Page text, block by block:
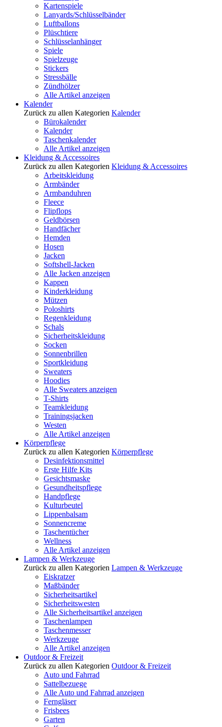
Kartenspiele
Lanyards/Schlüsselbänder
Luftballons
Plüschtiere
Schlüsselanhänger
Spiele
Spielzeuge
Stickers
Stressbälle
Zündhölzer
Alle Artikel anzeigen
Kalender
Zurück zu allen Kategorien Kalender
Bürokalender
Kalender
Taschenkalender
Alle Artikel anzeigen
Kleidung & Accessoires
Zurück zu allen Kategorien Kleidung & Accessoires
Arbeitskleidung
Armbänder
Armbanduhren
Fleece
Flipflops
Geldbörsen
Handfächer
Hemden
Hosen
Jacken
Softshell-Jacken
Alle Jacken anzeigen
Kappen
Kinderkleidung
Mützen
Poloshirts
Regenkleidung
Schals
Sicherheitskleidung
Socken
Sonnenbrillen
Sportkleidung
Sweaters
Hoodies
Alle Sweaters anzeigen
T-Shirts
Teamkleidung
Trainingsjacken
Westen
Alle Artikel anzeigen
Körperpflege
Zurück zu allen Kategorien Körperpflege
Desinfektionsmittel
Erste Hilfe Kits
Gesichtsmaske
Gesundheitspflege
Handpflege
Kulturbeutel
Lippenbalsam
Sonnencreme
Taschentücher
Wellness
Alle Artikel anzeigen
Lampen & Werkzeuge
Zurück zu allen Kategorien Lampen & Werkzeuge
Eiskratzer
Maßbänder
Sicherheitsartikel
Sicherheitswesten
Alle Sicherheitsartikel anzeigen
Taschenlampen
Taschenmesser
Werkzeuge
Alle Artikel anzeigen
Outdoor & Freizeit
Zurück zu allen Kategorien Outdoor & Freizeit
Auto und Fahrrad
Sattelbezuege
Alle Auto und Fahrrad anzeigen
Ferngläser
Frisbees
Garten